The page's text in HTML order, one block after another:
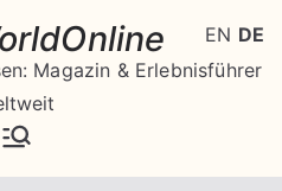
Magazin & Erlebnisführer
EN DE